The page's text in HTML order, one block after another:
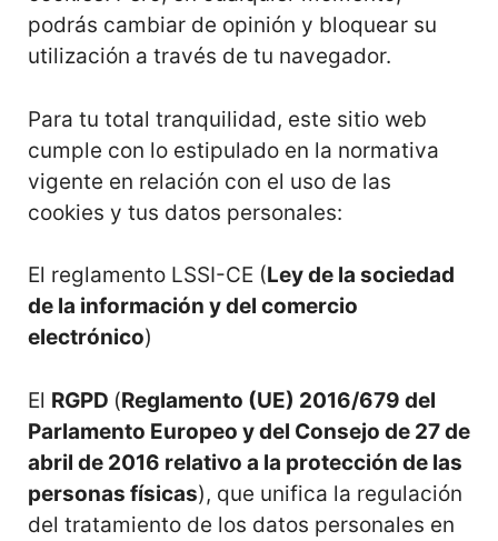
podrás cambiar de opinión y bloquear su
utilización a través de tu navegador.
Para tu total tranquilidad, este sitio web
cumple con lo estipulado en la normativa
vigente en relación con el uso de las
cookies y tus datos personales:
El reglamento LSSI-CE (Ley de la sociedad
de la información y del comercio
electrónico)
El RGPD (Reglamento (UE) 2016/679 del
Parlamento Europeo y del Consejo de 27 de
abril de 2016 relativo a la protección de las
personas físicas), que unifica la regulación
del tratamiento de los datos personales en